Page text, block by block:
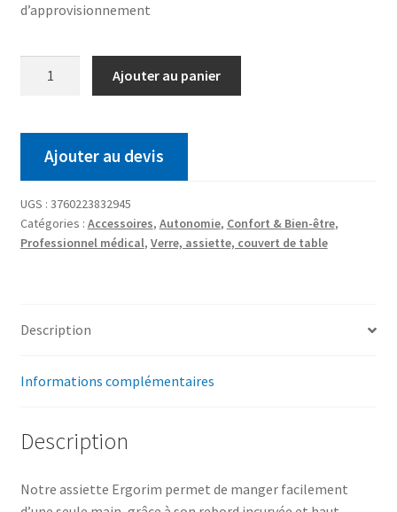
d’approvisionnement
Ajouter au panier
Ajouter au devis
UGS : 3760223832945
Catégories : Accessoires, Autonomie, Confort & Bien-être,
Professionnel médical, Verre, assiette, couvert de table
Description
Informations complémentaires
Description
Notre assiette Ergorim permet de manger facilement